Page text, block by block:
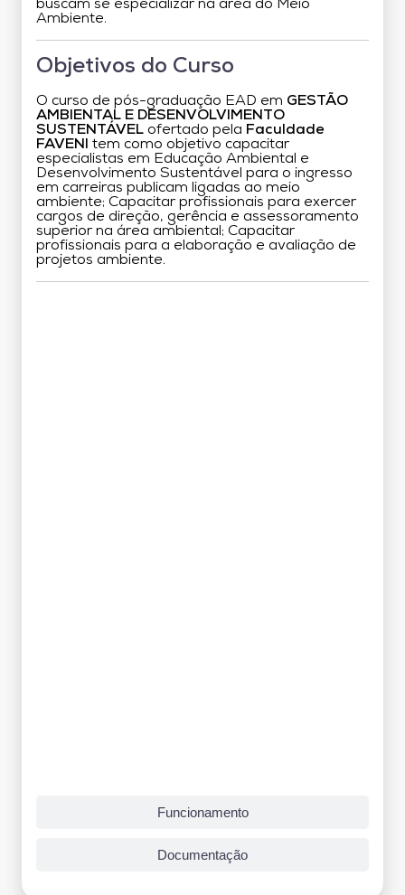
buscam se especializar na área do Meio
Ambiente.
Objetivos do Curso
O curso de pós-graduação EAD em GESTÃO
AMBIENTAL E DESENVOLVIMENTO
SUSTENTÁVEL ofertado pela Faculdade
FAVENI
tem como objetivo capacitar
especialistas em Educação Ambiental e
Desenvolvimento Sustentável para o ingresso
em carreiras publicam ligadas ao meio
ambiente; Capacitar profissionais para exercer
cargos de direção, gerência e assessoramento
superior na área ambiental; Capacitar
profissionais para a elaboração e avaliação de
projetos ambiente.
Funcionamento
Documentação